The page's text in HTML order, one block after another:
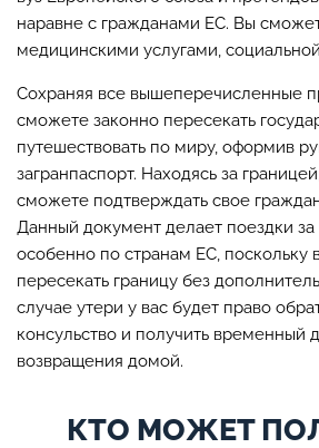
наравне с гражданами ЕС. Вы
медицинскими услугами,
Сохраняя все вышеперечисленные
сможете законно пересекать
путешествовать по миру, оформив
загранпаспорт. Находясь за
сможете подтверждать свое
Данный документ делает поездки
особенно по странам ЕС, поскольку
пересекать границу без
случае утери у вас будет право
консульство и получить временный
возвращения домой.
КТО МОЖЕТ